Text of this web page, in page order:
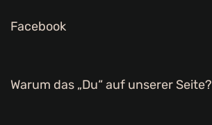
Facebook
Warum das „Du“ auf unserer Seite?